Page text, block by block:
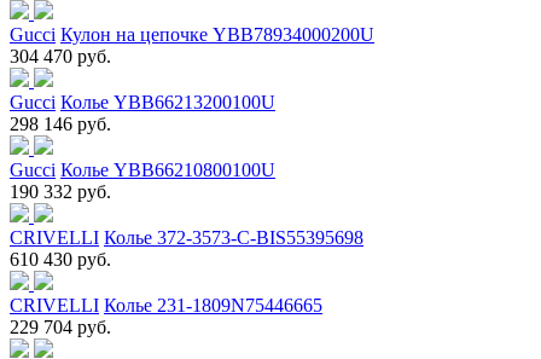
Gucci Кулон на цепочке YBB78934000200U
304 470 руб.
Gucci Колье YBB66213200100U
298 146 руб.
Gucci Колье YBB66210800100U
190 332 руб.
CRIVELLI Колье 372-3573-C-BIS55395698
610 430 руб.
CRIVELLI Колье 231-1809N75446665
229 704 руб.